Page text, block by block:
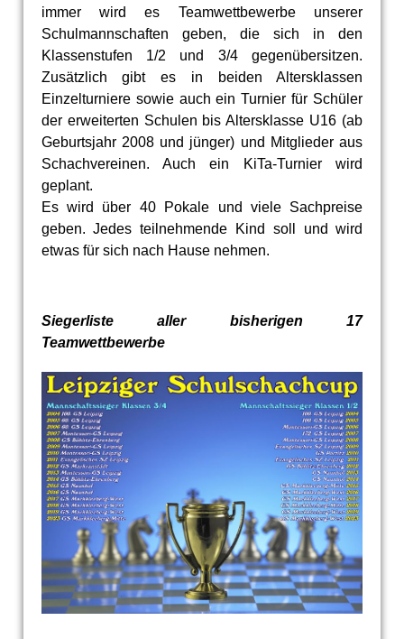
immer wird es Teamwettbewerbe unserer
Schulmannschaften geben, die sich in den
Klassenstufen 1/2 und 3/4 gegenübersitzen.
Zusätzlich gibt es in beiden Altersklassen
Einzelturniere sowie auch ein Turnier für Schüler
der erweiterten Schulen bis Altersklasse U16 (ab
Geburtsjahr 2008 und jünger) und Mitglieder aus
Schachvereinen. Auch ein KiTa-Turnier wird
geplant.
Es wird über 40 Pokale und viele Sachpreise
geben. Jedes teilnehmende Kind soll und wird
etwas für sich nach Hause nehmen.
Siegerliste aller bisherigen 17
Teamwettbewerbe